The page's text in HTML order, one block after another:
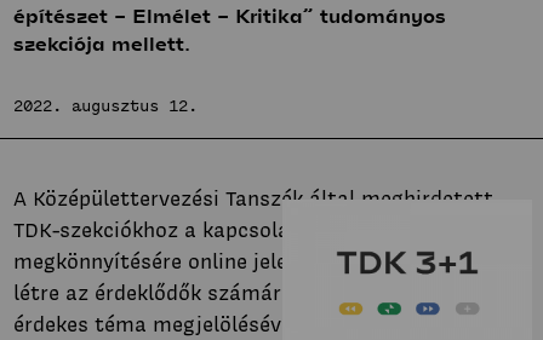
Hallgatói tervek
Publikációk
Munkatársak
építészet – Elmélet – Kritika” tudományos
szekciója mellett.
2022. augusztus 12.
A Középülettervezési Tanszék által meghirdetett
TDK-szekciókhoz a kapcsolattartás
megkönnyítésére online jelentkezési listát hoztunk
létre az érdeklődők számára (kérjük, itt – akár több
érdekes téma megjelölésével is – jelentkezzetek